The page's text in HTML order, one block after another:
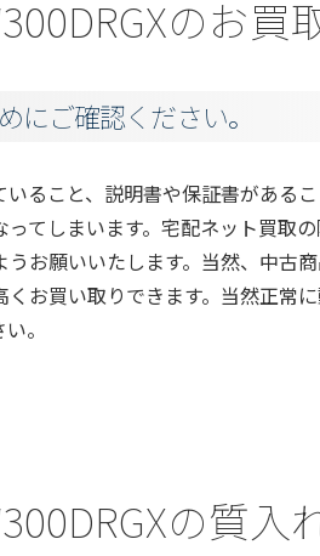
のお
にご確認ください。
ること、説明書や保証書がある
てしまいます。宅配ネット買取
お願いいたします。当然、中古
お買い取りできます。当然正常
。
の質